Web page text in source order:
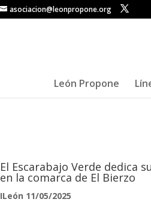
asociacion@leonpropone.org
León Propone
El Escarabajo Verde dedica
en la comarca de El Bierzo
ILeón 11/05/2025